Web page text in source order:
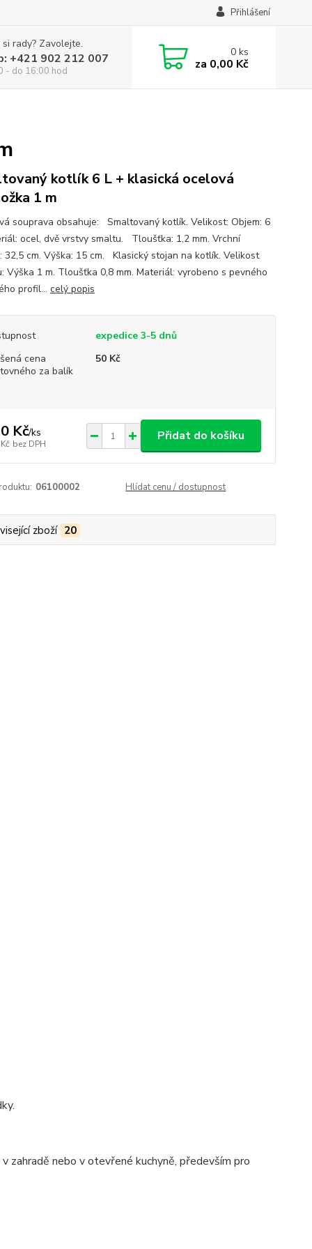
Přihlášení
rady? Zavolejte.
+421 902 212 007
- do 16:00 hod
0ks
za 0,00 Kč
kotlík 6 L + klasická ocelová
1 m
souprava obsahuje: Smaltovaný kotlík. Velikost: Objem: 6
ocel, dvě vrstvy smaltu. Tloušťka: 1,2 mm. Vrchní
32,5 cm. Výška: 15 cm. Klasický stojan na kotlík. Velikost
Výška 1 m. Tloušťka 0,8 mm. Materiál: vyrobeno s pevného
profil... celý popis
expedice 3-5 dnů
cena
za balík
50 Kč
Kč/ks
bez DPH
Přidat do košíku
06100002 Hlídat cenu / dostupnost
zboží 20
zahradě nebo v otevřené kuchyně, především pro